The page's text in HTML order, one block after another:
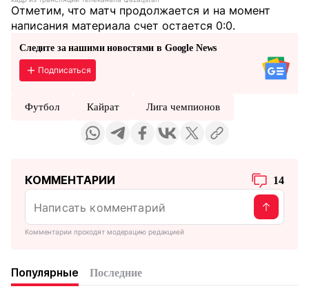
Отметим, что матч продолжается и на момент
написания материала счет остается 0:0.
Следите за нашими новостями в Google News
Подписаться
Футбол Кайрат Лига чемпионов
КОММЕНТАРИИ 14
Комментарии проходят модерацию редакцией
Популярные Последние